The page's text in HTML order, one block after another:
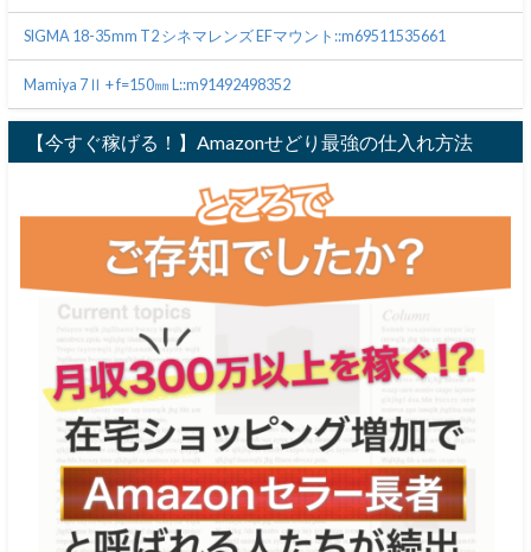
SIGMA 18-35mm T2 シネマレンズ EFマウント::m69511535661
Mamiya 7Ⅱ + f=150㎜ L::m91492498352
【今すぐ稼げる！】Amazonせどり最強の仕入れ方法